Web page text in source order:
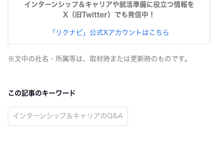
インターンシップ＆キャリアや就活準備に役立つ情報を
X（旧Twitter）でも発信中！
「 リクナビ 」公式Xアカウントはこちら
※文中の社名・所属等は、取材時または更新時のものです。
この記事のキーワード
インターンシップ＆キャリアのQ&A